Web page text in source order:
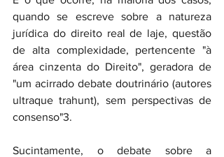
quando se escreve sobre a natureza
jurídica do direito real de laje, questão
de alta complexidade, pertencente "à
área cinzenta do Direito", geradora de
"um acirrado debate doutrinário (autores
ultraque trahunt), sem perspectivas de
consenso"3.
Sucintamente, o debate sobre a